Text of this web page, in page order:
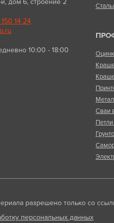
дом 6, строение 2
14 24
10:00 - 18:00
Сваи
разрешено только со
персональных данных